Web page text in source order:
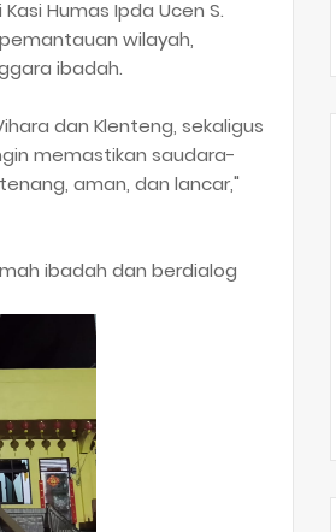
Kasi Humas Ipda Ucen S.
wilayah,
ibadah.
dan Klenteng, sekaligus
memastikan saudara-
aman, dan lancar,"
ibadah dan berdialog